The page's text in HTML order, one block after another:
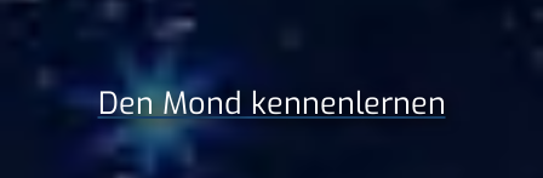
Den Mond kennenlernen